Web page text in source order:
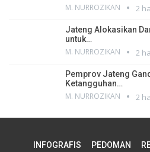
M. NURROZIKAN 2
Jateng Alokasikan
untuk…
M. NURROZIKAN 2
Pemprov Jateng
Ketangguhan…
M. NURROZIKAN 2
INFOGRAFIS PEDOMAN